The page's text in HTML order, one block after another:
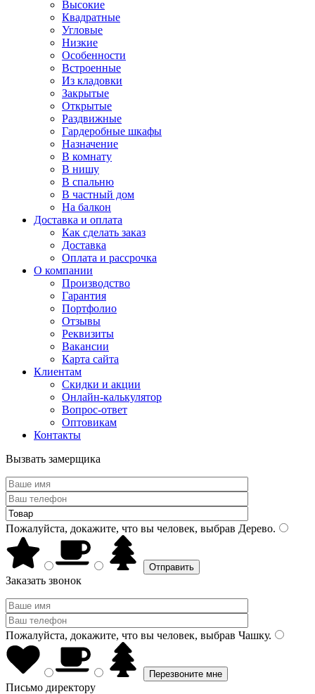
Высокие
Квадратные
Угловые
Низкие
Особенности
Встроенные
Из кладовки
Закрытые
Открытые
Раздвижные
Гардеробные шкафы
Назначение
В комнату
В нишу
В спальню
В частный дом
На балкон
Доставка и оплата
Как сделать заказ
Доставка
Оплата и рассрочка
О компании
Производство
Гарантия
Портфолио
Отзывы
Реквизиты
Вакансии
Карта сайта
Клиентам
Скидки и акции
Онлайн-калькулятор
Вопрос-ответ
Оптовикам
Контакты
Вызвать замерщика
Пожалуйста, докажите, что вы человек, выбрав Дерево.
Заказать звонок
Пожалуйста, докажите, что вы человек, выбрав Чашку.
Письмо директору